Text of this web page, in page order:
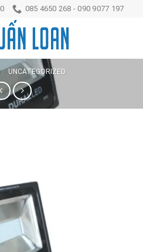
085 4650 268 - 090 9077 197
/ UNCATEGORIZED